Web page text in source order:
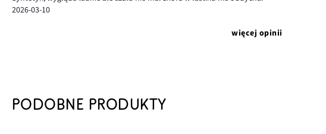
2026-03-10
więcej opinii
PODOBNE PRODUKTY